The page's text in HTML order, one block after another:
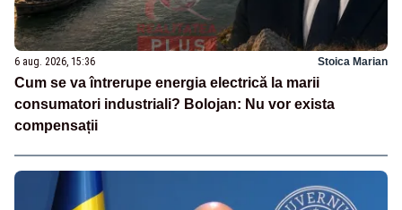
6 aug. 2026, 15:36 Stoica Marian
Cum se va întrerupe energia electrică la marii
consumatori industriali? Bolojan: Nu vor exista
compensații